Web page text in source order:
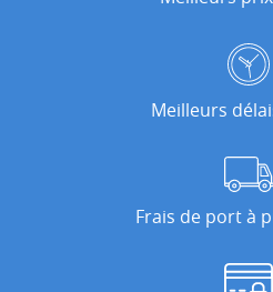
Meilleurs
Frais de port à